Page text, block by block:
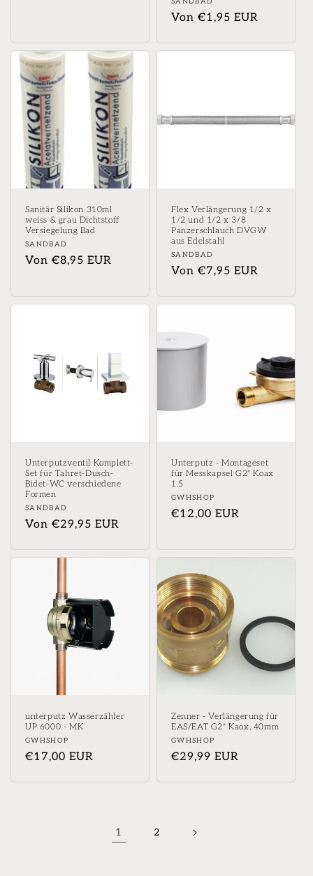
Anbieter:
Normaler
Von €1,95 EUR
Sanitär Silikon 310ml
weiss & grau Dichtstoff
Versiegelung Bad
Anbieter:
SANDBAD
Normaler
Von €8,95 EUR
Flex Verlängerung 1/2 x
1/2 und 1/2 x 3/8
Panzerschlauch DVGW
aus Edelstahl
Anbieter:
SANDBAD
Normaler
Von €7,95 EUR
Unterputzventil Komplett-
Set für Tahret-Dusch-
Bidet-WC verschiedene
Formen
Anbieter:
SANDBAD
Normaler
Von €29,95 EUR
Unterputz - Montageset
für Messkapsel G2" Koax
1.5
Anbieter:
GWHSHOP
Normaler
€12,00 EUR
unterputz Wasserzähler
UP 6000 - MK
Anbieter:
GWHSHOP
Normaler
€17,00 EUR
Zenner - Verlängerung für
EAS/EAT G2" Kaox, 40mm
Anbieter:
GWHSHOP
Normaler
€29,99 EUR
1 2